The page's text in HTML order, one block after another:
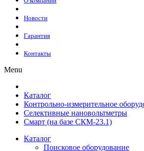
Новости
Гарантия
Контакты
Menu
Каталог
Контрольно-измерительное
Селективные нановольтметры
Смарт (на базе СКМ-23.1)
Каталог
Поисковое оборудование